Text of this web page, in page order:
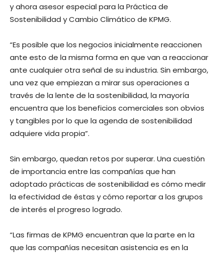
y ahora asesor especial para la Práctica de
Sostenibilidad y Cambio Climático de KPMG.
“Es posible que los negocios inicialmente reaccionen
ante esto de la misma forma en que van a reaccionar
ante cualquier otra señal de su industria. Sin embargo,
una vez que empiezan a mirar sus operaciones a
través de la lente de la sostenibilidad, la mayoría
encuentra que los beneficios comerciales son obvios
y tangibles por lo que la agenda de sostenibilidad
adquiere vida propia”.
Sin embargo, quedan retos por superar. Una cuestión
de importancia entre las compañías que han
adoptado prácticas de sostenibilidad es cómo medir
la efectividad de éstas y cómo reportar a los grupos
de interés el progreso logrado.
“Las firmas de KPMG encuentran que la parte en la
que las compañías necesitan asistencia es en la